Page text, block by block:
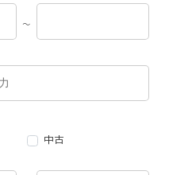
～
中古